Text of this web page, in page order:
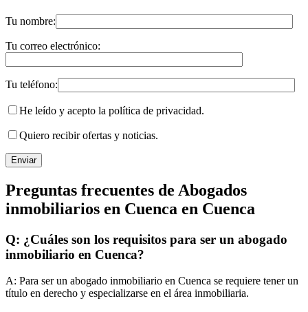
Tu nombre:
Tu correo electrónico:
Tu teléfono:
He leído y acepto la política de privacidad.
Quiero recibir ofertas y noticias.
Preguntas frecuentes de Abogados
inmobiliarios en Cuenca en Cuenca
Q: ¿Cuáles son los requisitos para ser un abogado
inmobiliario en Cuenca?
A: Para ser un abogado inmobiliario en Cuenca se requiere tener un
título en derecho y especializarse en el área inmobiliaria.